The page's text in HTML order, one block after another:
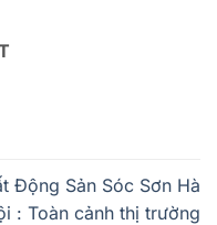
Động Sản Sóc Sơn Hà
: Toàn cảnh thị trường